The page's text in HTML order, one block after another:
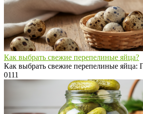
Как выбрать свежие перепелиные яйца?
Как выбрать свежие перепелиные яйца:
0111